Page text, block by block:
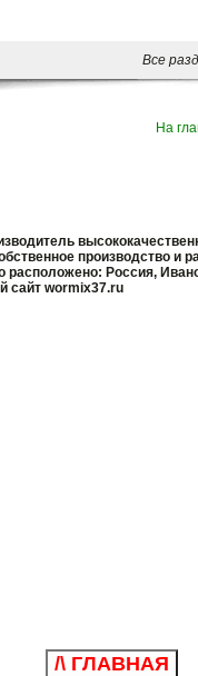
Все
На
производство и
расположено: Россия,
сайт wormix37.ru
/\ ГЛАВНАЯ